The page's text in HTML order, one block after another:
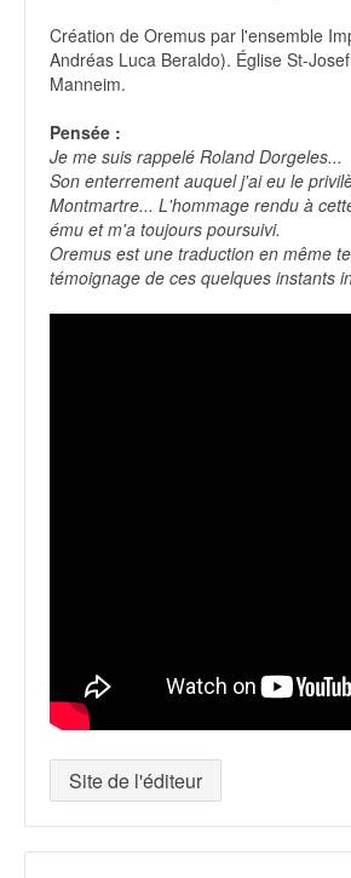
Création de Oremus par l'ensemble
Andréas Luca Beraldo). Église St-
Manneim.
Pensée :
Je me suis rappelé Roland Dorgeles...
Son enterrement auquel j'ai eu le
Montmartre... L'hommage rendu à
ému et m'a toujours poursuivi.
Oremus est une traduction en même
témoignage de ces quelques instants
Site de l'éditeur